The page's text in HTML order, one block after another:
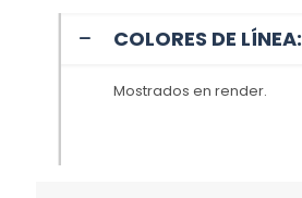
COLORES DE LÍNEA:
Mostrados en render.